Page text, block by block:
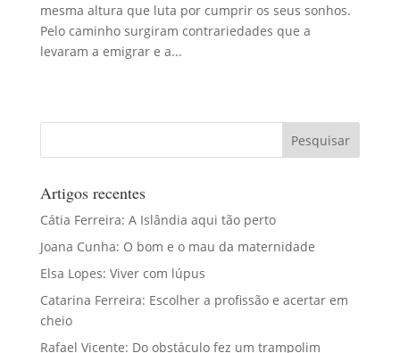
mesma altura que luta por cumprir os seus sonhos.
Pelo caminho surgiram contrariedades que a
levaram a emigrar e a...
Artigos recentes
Cátia Ferreira: A Islândia aqui tão perto
Joana Cunha: O bom e o mau da maternidade
Elsa Lopes: Viver com lúpus
Catarina Ferreira: Escolher a profissão e acertar em
cheio
Rafael Vicente: Do obstáculo fez um trampolim